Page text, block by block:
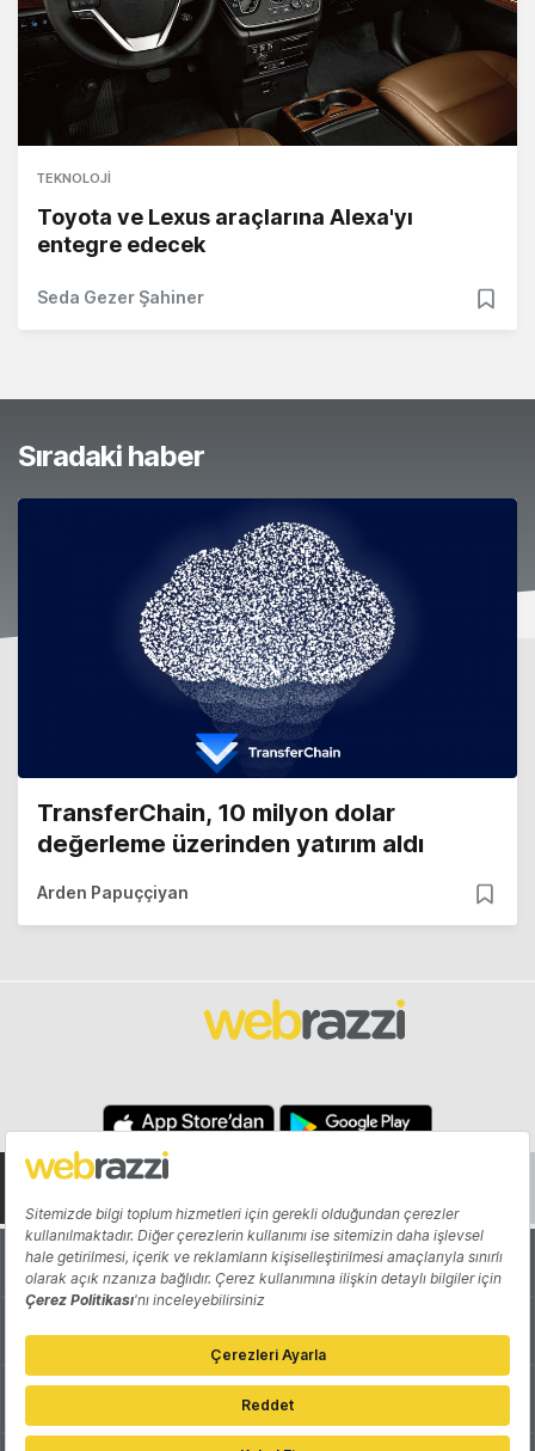
TEKNOLOJI
Toyota ve Lexus araçlarına Alexa'yı
entegre edecek
Seda Gezer Şahiner
Sıradaki haber
TransferChain, 10 milyon dolar
değerleme üzerinden yatırım aldı
Arden Papuççiyan
Hakkında Yazarlar
Katkıda Bulun Reklam